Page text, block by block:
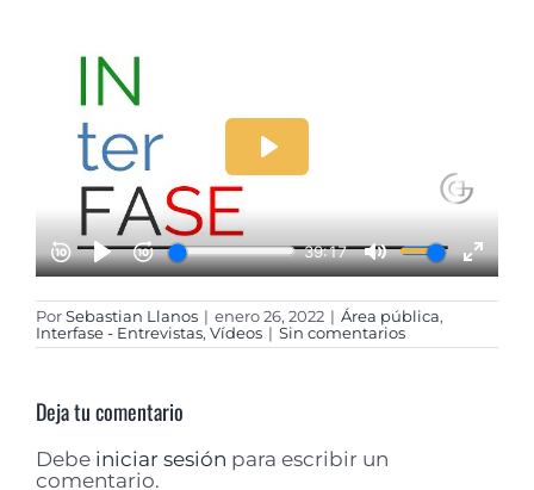
PorSebastian Llanos | enero 26, 2022 | Área pública,
Interfase - Entrevistas, Vídeos | Sin comentarios
Deja tu comentario
Debe iniciar sesión para escribir un
comentario.